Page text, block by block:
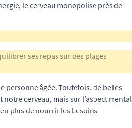
le cerveau monopolise près de
ses repas sur des plages
personne âgée. Toutefois, de belles
cerveau, mais sur l’aspect mental
plus de nourrir les besoins